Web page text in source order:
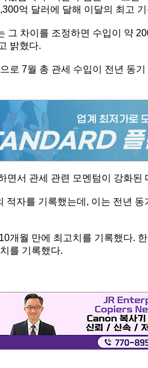
억 달러에 달해 이달의 최고
그 차이를 조정하면 수입이 약
밝혔다.
로 7월 총 관세 수입이 전년 동
면서 관세 관련 모멘텀이 강화된
자를 기록했는데, 이는 전년
개월 만에 최고치를 기록했다.
를 기록했다.